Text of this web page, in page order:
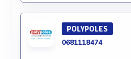
POLYPOLES
0681118474